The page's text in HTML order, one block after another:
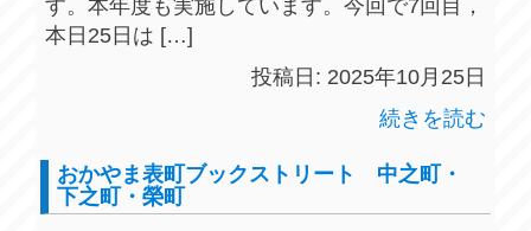
す。本年度も実施しています。今回で7回目，
本日25日は […]
投稿日: 2025年10月25日
続きを読む
おかやま表町ブックストリート 中之町・
下之町・榮町